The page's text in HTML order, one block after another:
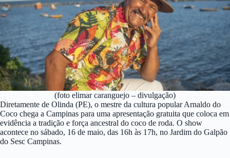
(foto elimar caranguejo – divulgação)
Diretamente de Olinda (PE), o mestre da cultura popular Arnaldo do
Coco chega a Campinas para uma apresentação gratuita que coloca em
evidência a tradição e força ancestral do coco de roda. O show
acontece no sábado, 16 de maio, das 16h às 17h, no Jardim do Galpão
do Sesc Campinas.